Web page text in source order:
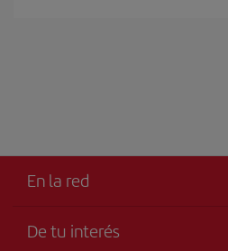
En la red
De tu interés